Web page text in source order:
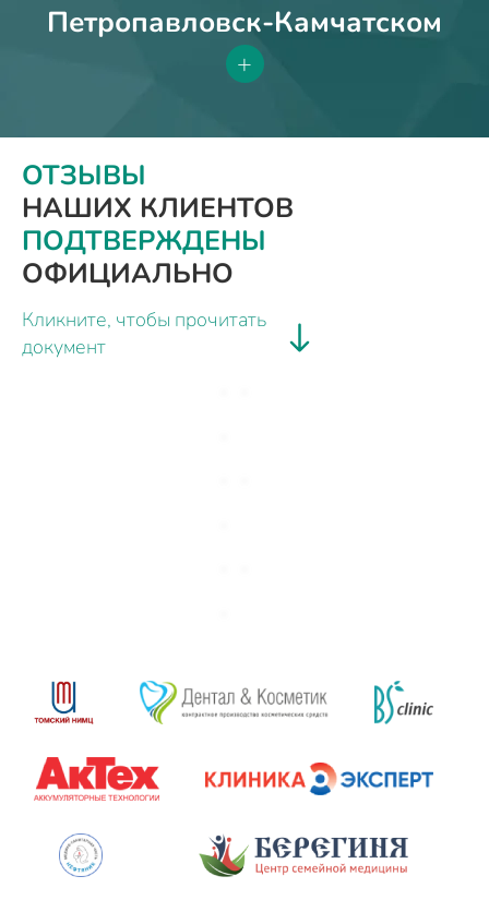
Петропавловск-Камчатском
+
ОТЗЫВЫ
НАШИХ КЛИЕНТОВ
ПОДТВЕРЖДЕНЫ
ОФИЦИАЛЬНО
Кликните, чтобы прочитать
документ